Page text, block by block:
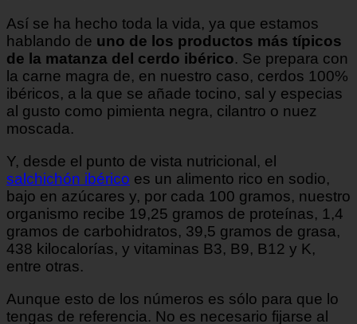
Así se ha hecho toda la vida, ya que estamos
hablando de uno de los productos más típicos
de la matanza del cerdo ibérico. Se prepara con
la carne magra de, en nuestro caso, cerdos 100%
ibéricos, a la que se añade tocino, sal y especias
al gusto como pimienta negra, cilantro o nuez
moscada.
Y, desde el punto de vista nutricional, el
salchichón ibérico es un alimento rico en sodio,
bajo en azúcares y, por cada 100 gramos, nuestro
organismo recibe 19,25 gramos de proteínas, 1,4
gramos de carbohidratos, 39,5 gramos de grasa,
438 kilocalorías, y vitaminas B3, B9, B12 y K,
entre otras.
Aunque esto de los números es sólo para que lo
tengas de referencia. No es necesario fijarse al